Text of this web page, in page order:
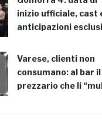
inizio ufficiale, cast
anticipazioni
Varese, clienti non
consumano: al bar il
prezzario che li